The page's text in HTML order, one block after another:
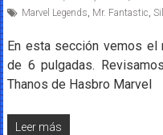
Marvel Legends, Mr. Fantastic,
En esta sección vemos el
de 6 pulgadas.
Thanos de Hasbro Marvel
Leer más